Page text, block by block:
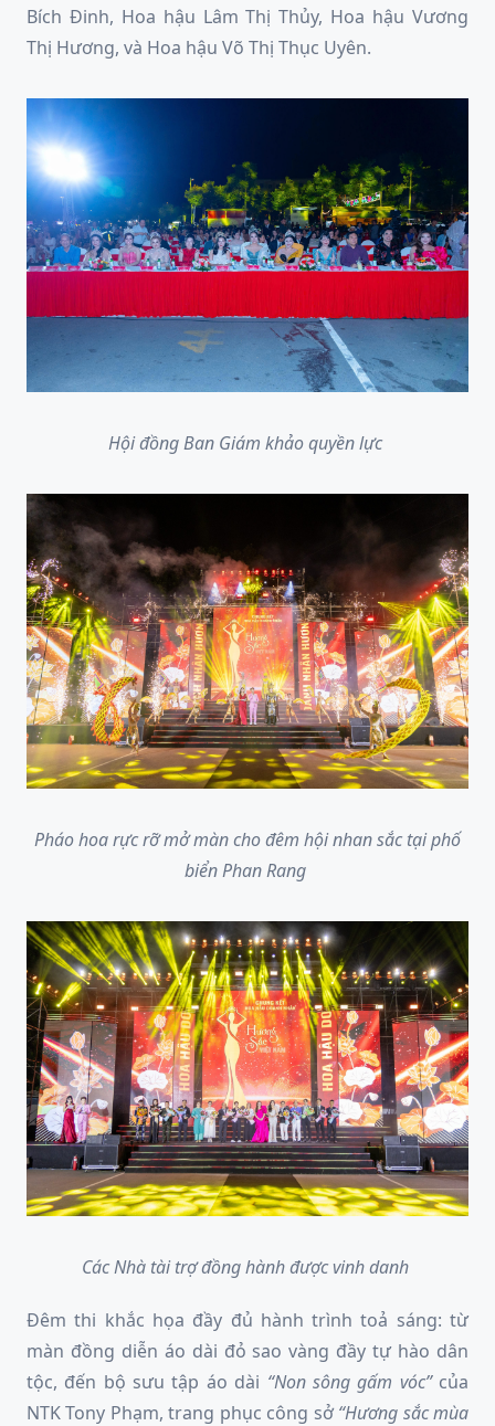
Bích Đinh, Hoa hậu Lâm Thị Thủy, Hoa hậu Vương
Thị Hương, và Hoa hậu Võ Thị Thục Uyên.
Hội đồng Ban Giám khảo quyền lực
Pháo hoa rực rỡ mở màn cho đêm hội nhan sắc tại phố
biển Phan Rang
Các Nhà tài trợ đồng hành được vinh danh
Đêm thi khắc họa đầy đủ hành trình toả sáng: từ
màn đồng diễn áo dài đỏ sao vàng đầy tự hào dân
tộc, đến bộ sưu tập áo dài “Non sông gấm vóc”của
NTK Tony Phạm, trang phục công sở“Hương sắc mùa